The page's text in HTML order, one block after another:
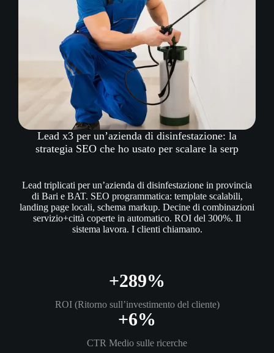
Lead x3 per un’azienda di disinfestazione: la
strategia SEO che ho usato per scalare la serp
Lead triplicati per un’azienda di disinfestazione in provincia
di Bari e BAT. SEO programmatica: template scalabili,
landing page locali, schema markup. Decine di combinazioni
servizio+città coperte in automatico. ROI del 300%. Il
sistema lavora. I clienti chiamano.
+300%
ROI (Ritorno sull’investimento del cliente)
+7%
CTR Medio sulle ricerche